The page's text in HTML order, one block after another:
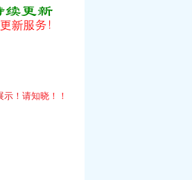
示 ！ 请知晓 ！ ！